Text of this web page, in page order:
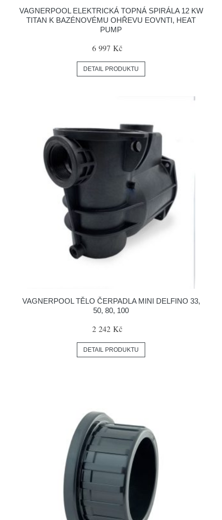
VAGNERPOOL ELEKTRICKÁ TOPNÁ SPIRÁLA 12 KW
TITAN K BAZÉNOVÉMU OHŘEVU EOVNTI, HEAT
PUMP
6 997 Kč
DETAIL PRODUKTU
VAGNERPOOL TĚLO ČERPADLA MINI DELFINO 33,
50, 80, 100
2 242 Kč
DETAIL PRODUKTU